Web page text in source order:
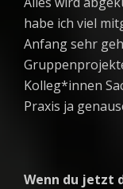
habe ich viel
Anfang sehr
Kolleg*innen
Praxis ja
Wenn du jetzt